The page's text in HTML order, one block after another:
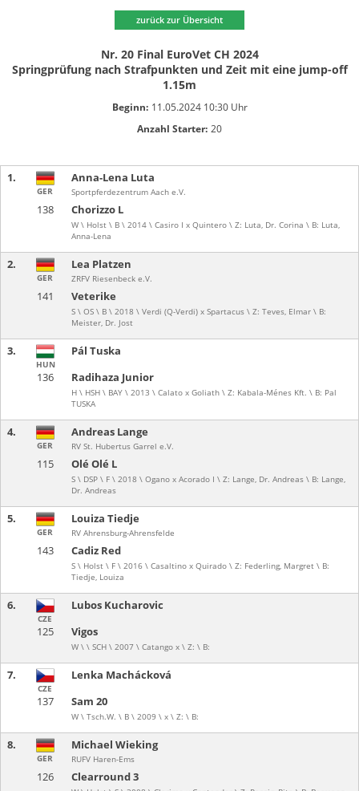
zurück zur Übersicht
Nr. 20 Final EuroVet CH 2024
Springprüfung nach Strafpunkten und Zeit mit eine jump-off
1.15m
Beginn: 11.05.2024 10:30 Uhr
Anzahl Starter: 20
1.
138 Chorizzo L
W \ Holst \ B \ 2014 \ Casiro I x Quintero \ Z: Luta, Dr. Corina \ B: Luta,
Anna-Lena
GER
Anna-Lena Luta
Sportpferdezentrum Aach e.V.
2.
141 Veterike
S \ OS \ B \ 2018 \ Verdi (Q-Verdi) x Spartacus \ Z: Teves, Elmar \ B:
Meister, Dr. Jost
GER
Lea Platzen
ZRFV Riesenbeck e.V.
3.
136
Radihaza Junior
H \ HSH \ BAY \ 2013 \ Calato x Goliath \ Z: Kabala-Ménes Kft. \ B: Pal
TUSKA
HUN
Pál Tuska
4.
115 Olé Olé L
S \ DSP \ F \ 2018 \ Ogano x Acorado I \ Z: Lange, Dr. Andreas \ B: Lange,
Dr. Andreas
GER
Andreas Lange
RV St. Hubertus Garrel e.V.
5.
143 Cadiz Red
S \ Holst \ F \ 2016 \ Casaltino x Quirado \ Z: Federling, Margret \ B:
Tiedje, Louiza
GER
Louiza Tiedje
RV Ahrensburg-Ahrensfelde
6.
125
Vigos
W \ \ SCH \ 2007 \ Catango x \ Z: \ B:
CZE
Lubos Kucharovic
7.
137
Sam 20
W \ Tsch.W. \ B \ 2009 \ x \ Z: \ B:
CZE
Lenka Machácková
8.
126 Clearround 3
GER
Michael Wieking
RUFV Haren-Ems